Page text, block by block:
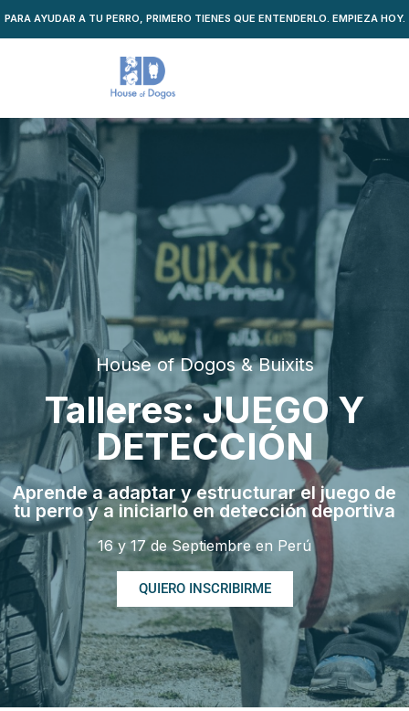
PARA AYUDAR A TU PERRO, PRIMERO TIENES QUE ENTENDERLO. EMPIEZA HOY.
House of Dogos & Buixits
Talleres: JUEGO Y
DETECCIÓN
Aprende a adaptar y estructurar el juego de
tu perro y a iniciarlo en detección deportiva
16 y 17 de Septiembre en Perú
QUIERO INSCRIBIRME